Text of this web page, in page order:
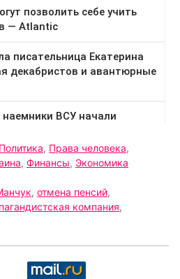
Политика, Права человека,
, Финансы, Экономика
, отмена пенсий,
компания,